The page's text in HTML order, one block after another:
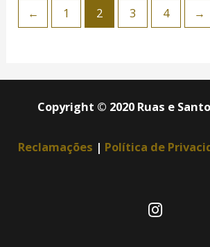
← 1 2 3 4 →
Copyright © 2020 Ruas e
Reclamações | Política de